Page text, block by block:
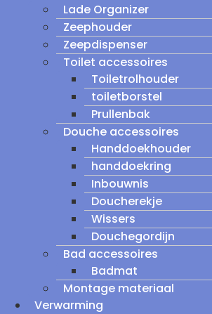
Lade Organizer
Zeephouder
Zeepdispenser
Toilet accessoires
Toiletrolhouder
toiletborstel
Prullenbak
Douche accessoires
Handdoekhouder
handdoekring
Inbouwnis
Doucherekje
Wissers
Douchegordijn
Bad accessoires
Badmat
Montage materiaal
Verwarming